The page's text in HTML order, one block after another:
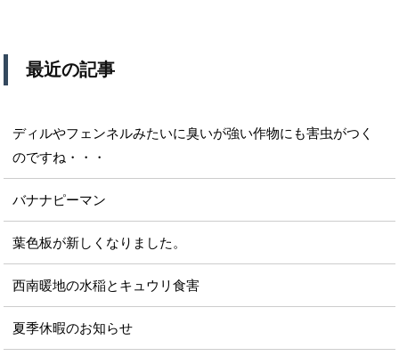
最近の記事
ディルやフェンネルみたいに臭いが強い作物にも害虫がつく
のですね・・・
バナナピーマン
葉色板が新しくなりました。
西南暖地の水稲とキュウリ食害
夏季休暇のお知らせ